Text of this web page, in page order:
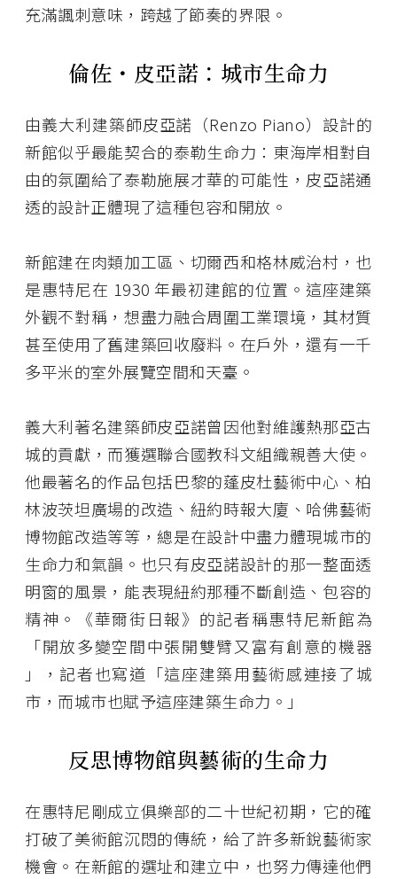
充滿諷刺意味，跨越了節奏的界限。
倫佐・皮亞諾： 城市生命力
由義大利建築師皮亞諾（Renzo Piano）設計的
新館似乎最能契合的泰勒生命力：東海岸相對自
由的氛圍給了泰勒施展才華的可能性，皮亞諾通
透的設計正體現了這種包容和開放。
新館建在肉類加工區、切爾西和格林威治村，也
是惠特尼在 1930 年最初建館的位置。這座建築
外觀不對稱，想盡力融合周圍工業環境，其材質
甚至使用了舊建築回收廢料。在戶外，還有一千
多平米的室外展覽空間和天臺。
義大利著名建築師皮亞諾曾因他對維護熱那亞古
城的貢獻，而獲選聯合國教科文組織親善大使。
他最著名的作品包括巴黎的蓬皮杜藝術中心、柏
林波茨坦廣場的改造、紐約時報大廈、哈佛藝術
博物館改造等等，總是在設計中盡力體現城市的
生命力和氣韻。也只有皮亞諾設計的那一整面透
明窗的風景，能表現紐約那種不斷創造、包容的
精神。《華爾街日報》的記者稱惠特尼新館為
「開放多變空間中張開雙臂又富有創意的機器
」，記者也寫道「這座建築用藝術感連接了城
市，而城市也賦予這座建築生命力。」
反思博物館與藝術的生命力
在惠特尼剛成立俱樂部的二十世紀初期，它的確
打破了美術館沉悶的傳統，給了許多新銳藝術家
機會。在新館的選址和建立中，也努力傳達他們